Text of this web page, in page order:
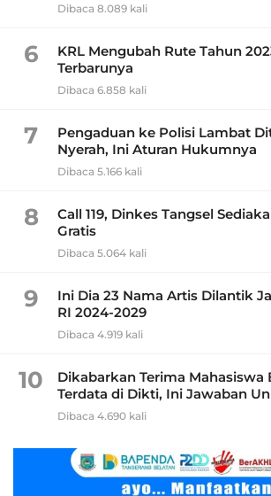
Dibaca 8.089 kali
6
KRL Mengubah Rute Tahun
Terbarunya
Dibaca 6.858 kali
7
Pengaduan ke Polisi Lambat
Nyerah, Ini Aturan Hukumnya
Dibaca 5.166 kali
8
Call 119, Dinkes Tangsel
Gratis
Dibaca 5.064 kali
9
Ini Dia 23 Nama Artis Dilantik
RI 2024-2029
Dibaca 4.919 kali
10
Dikabarkan Terima Mahasiswa
Terdata di Dikti, Ini Jawaban
Dibaca 4.690 kali